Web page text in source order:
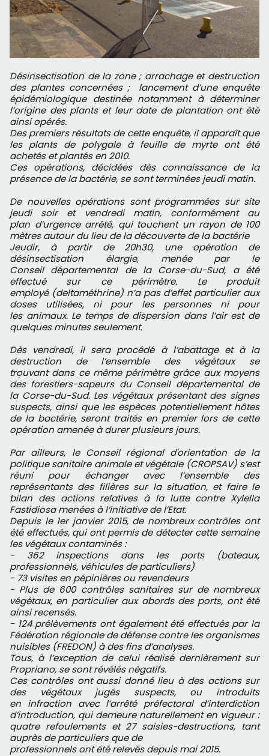
Désinsectisation de la zone ; arrachage et destruction
des plantes concernées ; lancement d’une enquête
épidémiologique destinée notamment à déterminer
l’origine des plants et leur date de plantation ont été
ainsi opérés.
Des premiers résultats de cette enquête, il apparaît que
les plants de polygale à feuille de myrte ont été
achetés et plantés en 2010.
Ces opérations, décidées dès connaissance de la
présence de la bactérie, se sont terminées jeudi matin.
De nouvelles opérations sont programmées sur site
jeudi soir et vendredi matin, conformément au
plan d’urgence arrêté, qui touchent un rayon de 100
mètres autour du lieu de la découverte de la bactérie
Jeudir, à partir de 20h30, une opération de
désinsectisation élargie, menée par le
Conseil départemental de la Corse-du-Sud, a été
effectué sur ce périmètre. Le produit
employé (deltaméthrine) n’a pas d’effet particulier aux
doses utilisées, ni pour les personnes ni pour
les animaux. Le temps de dispersion dans l’air est de
quelques minutes seulement.
Dès vendredi, il sera procédé à l’abattage et à la
destruction de l’ensemble des végétaux se
trouvant dans ce même périmètre grâce aux moyens
des forestiers-sapeurs du Conseil départemental de
la Corse-du-Sud. Les végétaux présentant des signes
suspects, ainsi que les espèces potentiellement hôtes
de la bactérie, seront traités en premier lors de cette
opération amenée à durer plusieurs jours.
Par ailleurs, le Conseil régional d'orientation de la
politique sanitaire animale et végétale (CROPSAV) s’est
réuni pour échanger avec l’ensemble des
représentants des filières sur la situation, et faire le
bilan des actions relatives à la lutte contre Xylella
Fastidiosa menées à l’initiative de l’Etat.
Depuis le 1er janvier 2015, de nombreux contrôles ont
été effectués, qui ont permis de détecter cette semaine
les végétaux contaminés :
- 362 inspections dans les ports (bateaux,
professionnels, véhicules de particuliers)
- 73 visites en pépinières ou revendeurs
- Plus de 600 contrôles sanitaires sur de nombreux
végétaux, en particulier aux abords des ports, ont été
ainsi recensés.
- 124 prélèvements ont également été effectués par la
Fédération régionale de défense contre les organismes
nuisibles (FREDON) à des fins d’analyses.
Tous, à l’exception de celui réalisé dernièrement sur
Propriano, se sont révélés négatifs.
Ces contrôles ont aussi donné lieu à des actions sur
des végétaux jugés suspects, ou introduits
en infraction avec l’arrêté préfectoral d’interdiction
d’introduction, qui demeure naturellement en vigueur :
quatre refoulements et 27 saisies-destructions, tant
auprès de particuliers que de
professionnels ont été relevés depuis mai 2015.